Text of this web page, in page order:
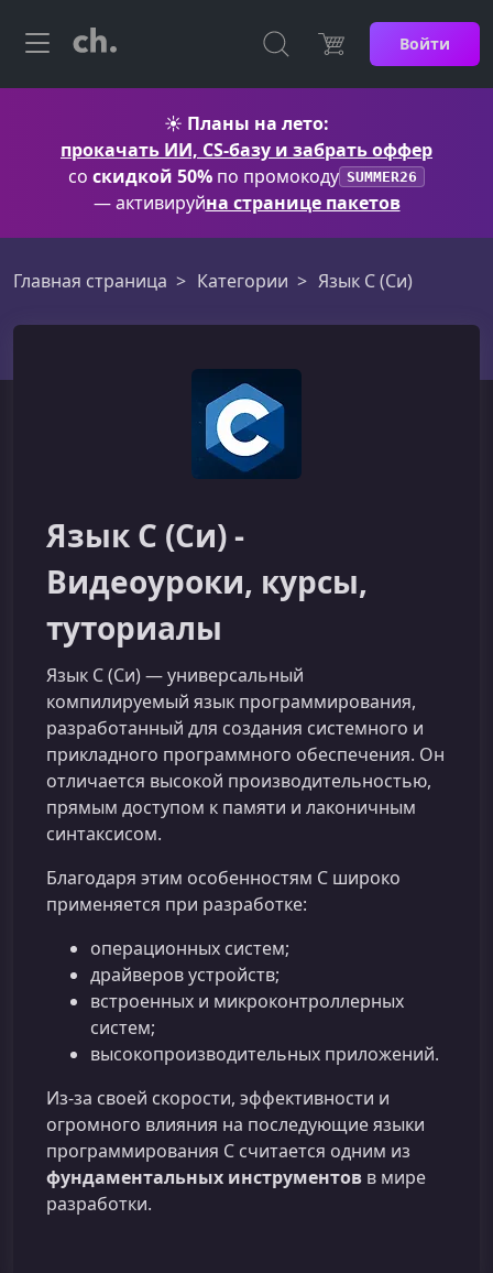
Войти
☀️ Планы на лето:
прокачать ИИ, CS-базу и забрать оффер
со скидкой 50% по промокоду SUMMER26
— активируйна странице пакетов
Главная страница Категории Язык C (Си)
Язык C (Си) -
Видеоуроки, курсы,
туториалы
Язык C (Си) — универсальный
компилируемый язык программирования,
разработанный для создания системного и
прикладного программного обеспечения. Он
отличается высокой производительностью,
прямым доступом к памяти и лаконичным
синтаксисом.
Благодаря этим особенностям C широко
применяется при разработке:
операционных систем;
драйверов устройств;
встроенных и микроконтроллерных
систем;
высокопроизводительных приложений.
Из-за своей скорости, эффективности и
огромного влияния на последующие языки
программирования C считается одним из
фундаментальных инструментов в мире
разработки.